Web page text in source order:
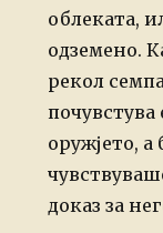
облеката,
одземено.
рекол
оружјето,
доказ за